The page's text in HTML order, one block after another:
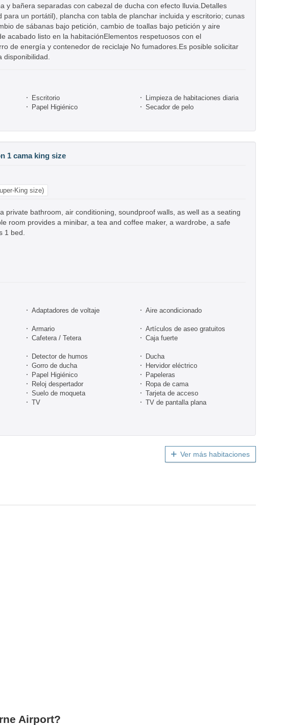
y bañera separadas con cabezal de ducha con efecto lluvia.Detalles
para un portátil), plancha con tabla de planchar incluida y escritorio; cunas
de sábanas bajo petición, cambio de toallas bajo petición y aire
acabado listo en la habitaciónElementos respetuosos con el
de energía y contenedor de reciclaje No fumadores.Es posible solicitar
Escritorio
Limpieza de habitaciones diaria
Papel Higiénico
Secador de pelo
1 cama king size
King size)
private bathroom, air conditioning, soundproof walls, as well as a seating
room provides a minibar, a tea and coffee maker, a wardrobe, a safe
1 bed.
Adaptadores de voltaje Aire acondicionado
Armario
Artículos de aseo gratuitos
Cafetera / Tetera Caja fuerte
Detector de humos
Ducha
Gorro de ducha
Hervidor eléctrico
Papel Higiénico
Papeleras
Reloj despertador
Ropa de cama
Suelo de moqueta
Tarjeta de acceso
TV TV de pantalla plana
Ver más habitaciones
Airport?